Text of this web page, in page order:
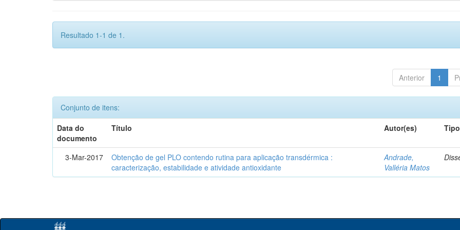
Resultado 1-1 de 1.
Anterior 1
Conjunto de itens:
Data do
documento
Título Autor(es) Tipo
3-Mar-2017
Obtenção de gel PLO contendo rutina para aplicação transdérmica :
caracterização, estabilidade e atividade antioxidante
Andrade,
Valléria Matos